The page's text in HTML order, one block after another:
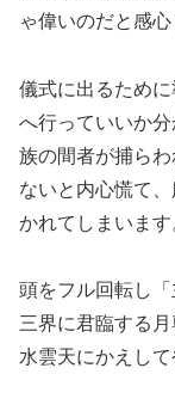
ゃ偉いのだと感心
儀式に出るため
へ行っていいか
族の間者が捕ら
ないと内心慌て
かれてしまいます
頭をフル回転し「
三界に君臨する月
水雲天にかえして